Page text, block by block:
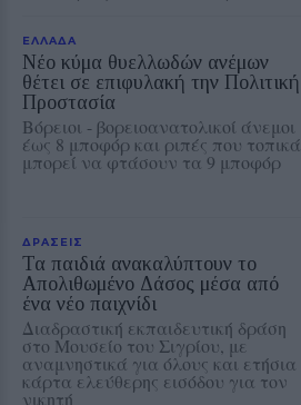
ΕΛΛΑΔΑ
Νέο κύμα θυελλωδών ανέμων
θέτει σε επιφυλακή την Πολιτική
Προστασία
Βόρειοι - βορειοανατολικοί άνεμοι
έως 8 μποφόρ και ριπές που τοπικά
μπορεί να φτάσουν τα 9 μποφόρ
ΔΡΑΣΕΙΣ
Τα παιδιά ανακαλύπτουν το
Απολιθωμένο Δάσος μέσα από
ένα νέο παιχνίδι
Διαδραστική εκπαιδευτική δράση
στο Μουσείο του Σιγρίου, με
αναμνηστικά για όλους και ετήσια
κάρτα ελεύθερης εισόδου για τον
νικητή